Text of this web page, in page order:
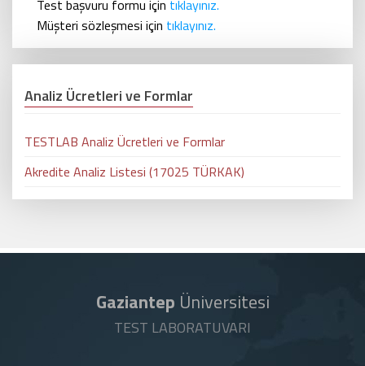
Test başvuru formu için tıklayınız.
Müşteri sözleşmesi için tıklayınız.
Analiz Ücretleri ve Formlar
TESTLAB Analiz Ücretleri ve Formlar
Akredite Analiz Listesi (17025 TÜRKAK)
Gaziantep Üniversitesi
TEST LABORATUVARI